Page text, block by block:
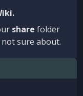
share folder
sure about.